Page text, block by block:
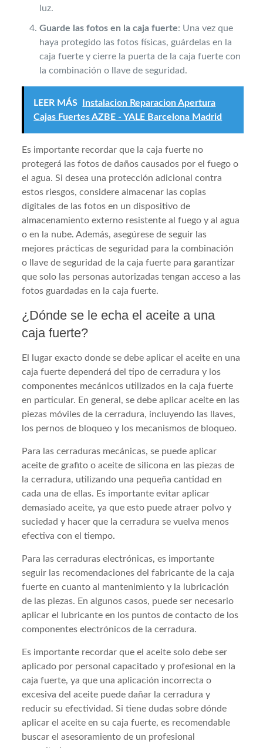
luz.
Guarde las fotos en la caja fuerte: Una vez que
haya protegido las fotos físicas, guárdelas en la
caja fuerte y cierre la puerta de la caja fuerte con
la combinación o llave de seguridad.
LEER MÁS
Instalacion Reparacion Apertura
Cajas Fuertes AZBE - YALE Barcelona Madrid
Es importante recordar que la caja fuerte no
protegerá las fotos de daños causados por el fuego o
el agua. Si desea una protección adicional contra
estos riesgos, considere almacenar las copias
digitales de las fotos en un dispositivo de
almacenamiento externo resistente al fuego y al agua
o en la nube. Además, asegúrese de seguir las
mejores prácticas de seguridad para la combinación
o llave de seguridad de la caja fuerte para garantizar
que solo las personas autorizadas tengan acceso a las
fotos guardadas en la caja fuerte.
¿Dónde se le echa el aceite a una
caja fuerte?
El lugar exacto donde se debe aplicar el aceite en una
caja fuerte dependerá del tipo de cerradura y los
componentes mecánicos utilizados en la caja fuerte
en particular. En general, se debe aplicar aceite en las
piezas móviles de la cerradura, incluyendo las llaves,
los pernos de bloqueo y los mecanismos de bloqueo.
Para las cerraduras mecánicas, se puede aplicar
aceite de grafito o aceite de silicona en las piezas de
la cerradura, utilizando una pequeña cantidad en
cada una de ellas. Es importante evitar aplicar
demasiado aceite, ya que esto puede atraer polvo y
suciedad y hacer que la cerradura se vuelva menos
efectiva con el tiempo.
Para las cerraduras electrónicas, es importante
seguir las recomendaciones del fabricante de la caja
fuerte en cuanto al mantenimiento y la lubricación
de las piezas. En algunos casos, puede ser necesario
aplicar el lubricante en los puntos de contacto de los
componentes electrónicos de la cerradura.
Es importante recordar que el aceite solo debe ser
aplicado por personal capacitado y profesional en la
caja fuerte, ya que una aplicación incorrecta o
excesiva del aceite puede dañar la cerradura y
reducir su efectividad. Si tiene dudas sobre dónde
aplicar el aceite en su caja fuerte, es recomendable
buscar el asesoramiento de un profesional